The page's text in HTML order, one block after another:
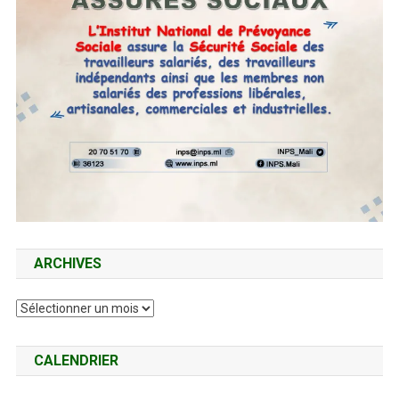
ARCHIVES
Archives
CALENDRIER